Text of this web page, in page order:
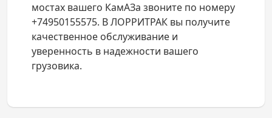
мостах вашего КамАЗа звоните по номеру
+74950155575. В ЛОРРИТРАК вы получите
качественное обслуживание и
уверенность в надежности вашего
грузовика.